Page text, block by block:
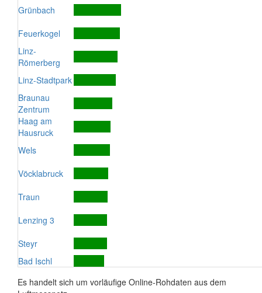
Grünbach
Feuerkogel
Linz-
Römerberg
Linz-Stadtpark
Braunau
Zentrum
Haag am
Hausruck
Wels
Vöcklabruck
Traun
Lenzing 3
Steyr
Bad Ischl
Es handelt sich um vorläufige Online-Rohdaten aus dem